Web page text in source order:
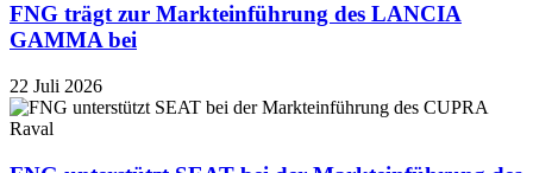
FNG trägt zur Markteinführung des LANCIA
GAMMA bei
22 Juli 2026